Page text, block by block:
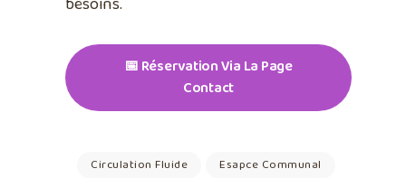
📅 Réservation Via La Page
Contact
Circulation Fluide
Esapce Communal